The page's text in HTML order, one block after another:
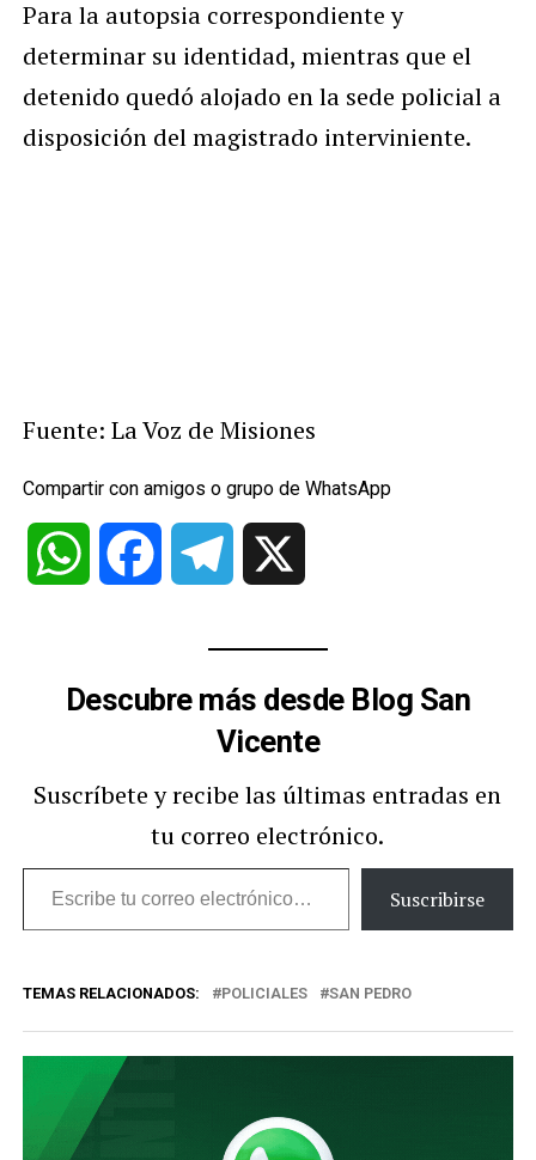
Para la autopsia correspondiente y
determinar su identidad, mientras que el
detenido quedó alojado en la sede policial a
disposición del magistrado interviniente.
Fuente: La Voz de Misiones
Compartir con amigos o grupo de WhatsApp
WhatsApp Facebook Telegram
Descubre más desde Blog San
Vicente
Suscríbete y recibe las últimas entradas en
tu correo electrónico.
Escribe
tu
electrónico…
Suscribirse
TEMAS RELACIONADOS: POLICIALES SAN PEDRO